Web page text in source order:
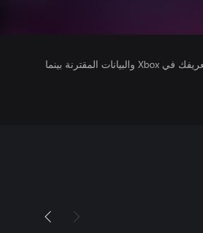
يتلقى ناشرو الألعاب التي تقوم بتشغيلها وصولاً إلى معلومات ملف تعريفك في Xbox والبيانات المقترنة بينما